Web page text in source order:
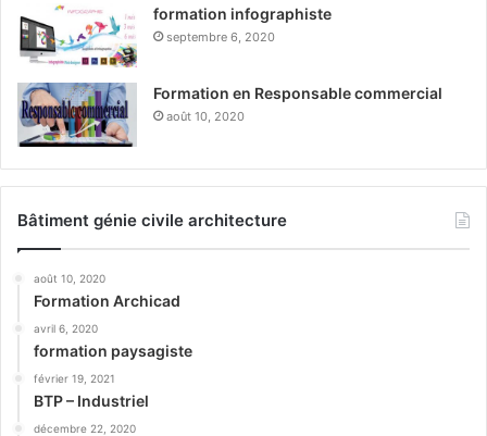
formation infographiste
septembre 6, 2020
Formation en Responsable commercial
août 10, 2020
Bâtiment génie civile architecture
août 10, 2020
Formation Archicad
avril 6, 2020
formation paysagiste
février 19, 2021
BTP – Industriel
décembre 22, 2020